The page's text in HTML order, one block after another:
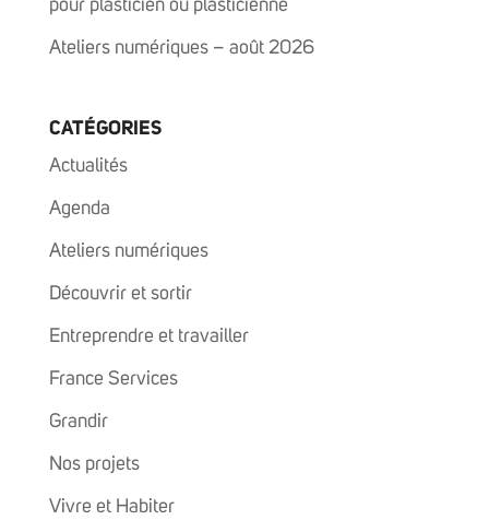
pour plasticien ou plasticienne
Ateliers numériques – août 2026
CATÉGORIES
Actualités
Agenda
Ateliers numériques
Découvrir et sortir
Entreprendre et travailler
France Services
Grandir
Nos projets
Vivre et Habiter